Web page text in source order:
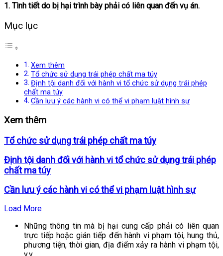
1. Tình tiết do bị hại trình bày phải có liên quan đến vụ án.
Mục lục
Xem thêm
Tổ chức sử dụng trái phép chất ma túy
Định tội danh đối với hành vi tổ chức sử dụng trái phép
chất ma túy
Cần lưu ý các hành vi có thể vi phạm luật hình sự
Xem thêm
Tổ chức sử dụng trái phép chất ma túy
Định tội danh đối với hành vi tổ chức sử dụng trái phép
chất ma túy
Cần lưu ý các hành vi có thể vi phạm luật hình sự
Load More
Những thông tin mà bị hại cung cấp phải có liên quan
trực tiếp hoặc gián tiếp đến hành vi phạm tội, hung thủ,
phương tiện, thời gian, địa điểm xảy ra hành vi phạm tội,